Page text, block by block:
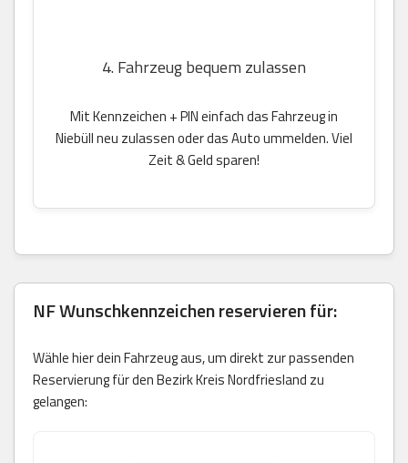
4. Fahrzeug bequem zulassen
Mit Kennzeichen + PIN einfach das Fahrzeug in
Niebüll neu zulassen oder das Auto ummelden. Viel
Zeit & Geld sparen!
NF Wunschkennzeichen reservieren für:
Wähle hier dein Fahrzeug aus, um direkt zur passenden
Reservierung für den Bezirk Kreis Nordfriesland zu
gelangen: